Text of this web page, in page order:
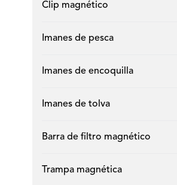
Clip magnético
Imanes de pesca
Imanes de encoquilla
Imanes de tolva
Barra de filtro magnético
Trampa magnética